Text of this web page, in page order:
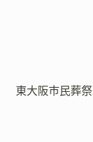
東大阪市民葬祭